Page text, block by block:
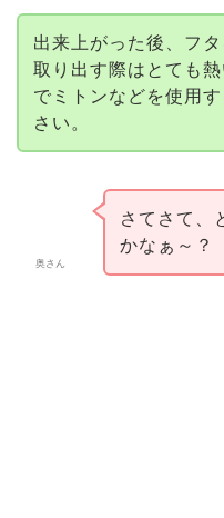
出来上がった後、フ
取り出す際はとても
でミトンなどを使用
さい。
奥さん
さてさて、
かなぁ～？